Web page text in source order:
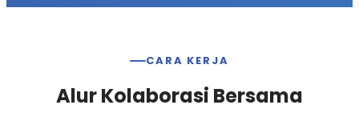
CARA KERJA
Alur Kolaborasi Bersama